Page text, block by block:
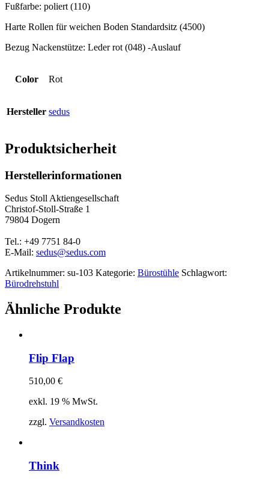
Fußfarbe: poliert (110)
Harte Rollen für weichen Boden Standardsitz (4500)
Bezug Nackenstütze: Leder rot (048) -Auslauf
Color Rot
Hersteller sedus
Produktsicherheit
Herstellerinformationen
Sedus Stoll Aktiengesellschaft
Christof-Stoll-Straße 1
79804 Dogern
Tel.: +49 7751 84-0
E-Mail: sedus@sedus.com
Artikelnummer: su-103 Kategorie: Bürostühle Schlagwort:
Bürodrehstuhl
Ähnliche Produkte
Flip Flap
510,00 €
exkl. 19 % MwSt.
zzgl. Versandkosten
Think